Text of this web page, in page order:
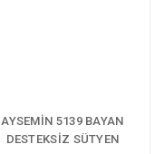
AYSEMİN 5139 BAYAN
DESTEKSİZ SÜTYEN